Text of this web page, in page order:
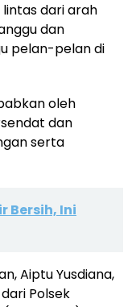
lintas dari arah
dan
pelan-pelan di
oleh
dan
serta
Bersih, Ini
Aiptu Yusdiana,
Polsek